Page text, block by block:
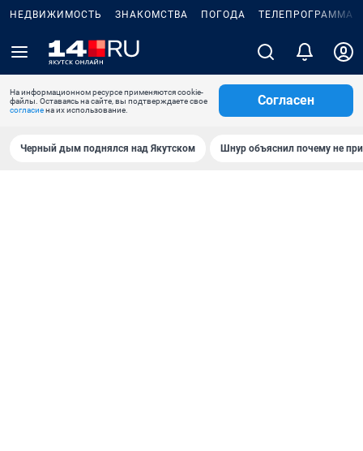
НЕДВИЖИМОСТЬ ЗНАКОМСТВА ПОГОДА ТЕЛЕПРОГРАММА
На информационном ресурсе применяются cookie-
файлы. Оставаясь на сайте, вы подтверждаете свое
согласиена их использование.
Согласен
Черный дым поднялся над Якутском Шнур объяснил почему не